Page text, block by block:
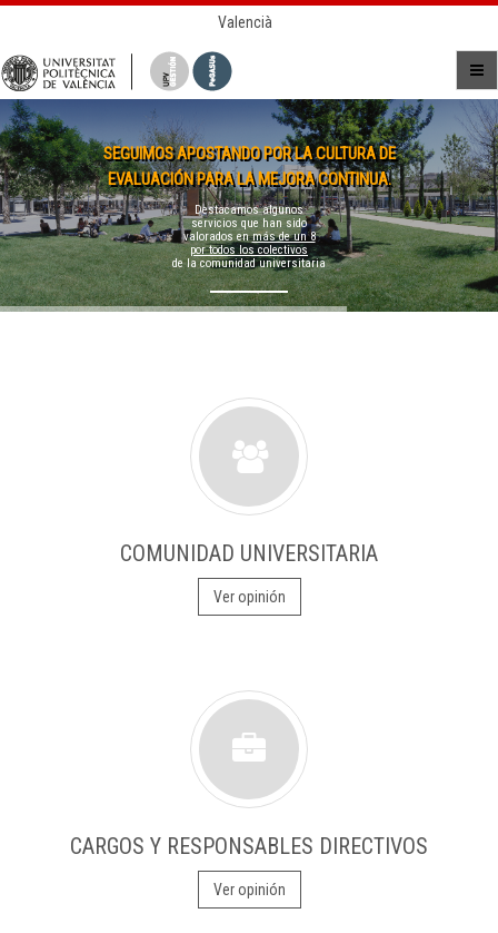
Valencià
SEGUIMOS APOSTANDO POR LA CULTURA DE
EVALUACIÓN PARA LA MEJORA CONTINUA.
Destacamos algunos
servicios que han sido
valorados enmás de un 8
por todos los colectivos
de la comunidad universitaria
COMUNIDAD UNIVERSITARIA
Ver opinión
CARGOS Y RESPONSABLES DIRECTIVOS
Ver opinión